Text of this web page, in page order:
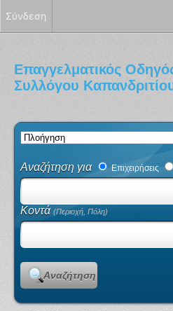
Επαγγελματικός
Συλλόγου
Αναζήτηση για Επιχειρήσεις
Κοντά(Περιοχή, Πόλη)
Αναζήτηση
Σύνδεση